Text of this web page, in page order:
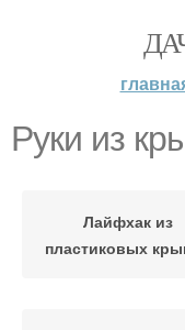
Руки из
Лайфхак из
пластиковых